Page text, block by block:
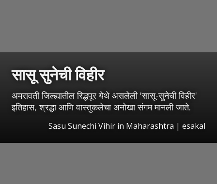
सासू सुनेची विहीर
अमरावती जिल्ह्यातील रिद्धपूर येथे असलेली 'सासू-सुनेची विहीर'
इतिहास, श्रद्धा आणि वास्तुकलेचा अनोखा संगम मानली जाते.
Sasu Sunechi Vihir in Maharashtra | esakal